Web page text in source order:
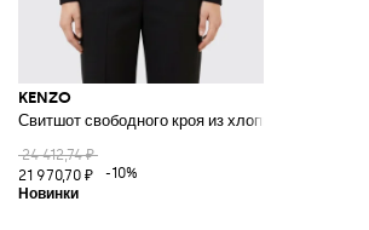
KENZO
Свитшот свободного кроя из хлопка с
24 412,74 ₽
21 970,70 ₽
-10%